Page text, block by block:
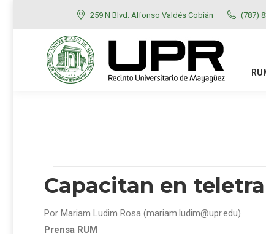
259 N Blvd. Alfonso Valdés Cobián (787)
Capacitan en
Por Mariam Ludim Rosa (mariam.ludim@upr.edu)
Prensa RUM
RUM ADMISIONES